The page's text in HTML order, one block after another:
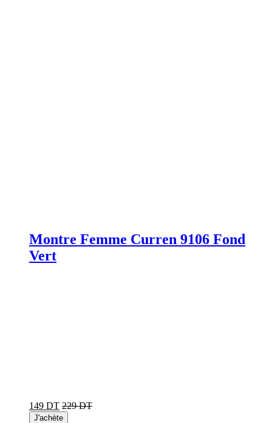
Montre Femme Curren 9106 Fond
Vert
149 DT 229 DT
J'achète